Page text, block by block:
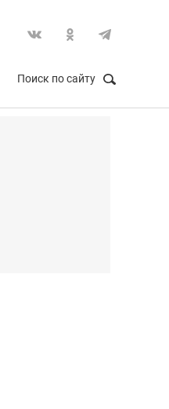
Поиск по сайту